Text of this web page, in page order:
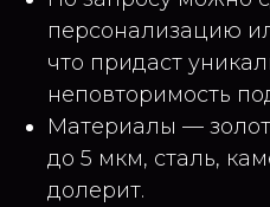
персонализацию
что придаст
неповторимость
Материалы —
до 5 мкм, сталь,
долерит.